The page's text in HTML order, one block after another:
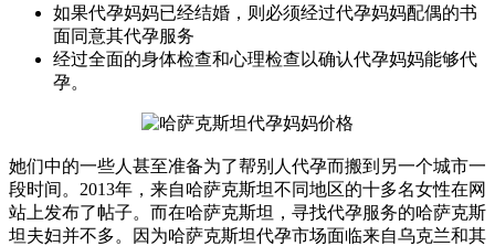
如果代孕妈妈已经结婚，则必须经过代孕妈妈配偶的书
面同意其代孕服务
经过全面的身体检查和心理检查以确认代孕妈妈能够代
孕。
她们中的一些人甚至准备为了帮别人代孕而搬到另一个城市一
段时间。2013年，来自哈萨克斯坦不同地区的十多名女性在网
站上发布了帖子。而在哈萨克斯坦，寻找代孕服务的哈萨克斯
坦夫妇并不多。因为哈萨克斯坦代孕市场面临来自乌克兰和其